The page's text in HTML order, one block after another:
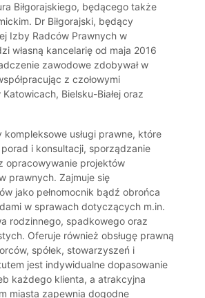
Biłgorajskiego, będącego także
Dr Biłgorajski, będący
Izby Radców Prawnych w
własną kancelarię od maja 2016
zawodowe zdobywał w
z czołowymi
Bielsku-Białej oraz
kompleksowe usługi prawne, które
i konsultacji, sporządzanie
opracowywanie projektów
prawnych. Zajmuje się
jako pełnomocnik bądź obrońca
w sprawach dotyczących m.in.
rodzinnego, spadkowego oraz
Oferuje również obsługę prawną
spółek, stowarzyszeń i
jest indywidualne dopasowanie
każdego klienta, a atrakcyjna
miasta zapewnia dogodne